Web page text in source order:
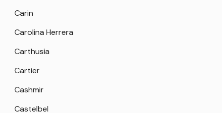
Carin
Carolina Herrera
Carthusia
Cartier
Cashmir
Castelbel